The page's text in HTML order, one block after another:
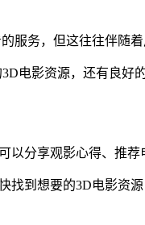
服务，但这往往伴随着
电影资源，还有良
分享观影心得、推荐
到想要的3D电影资